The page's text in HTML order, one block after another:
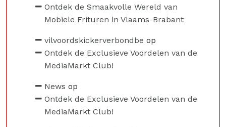
Ontdek de Smaakvolle Wereld van
Mobiele Frituren in Vlaams-Brabant
vilvoordskickerverbondbe op
Ontdek de Exclusieve Voordelen van de
MediaMarkt Club!
News op
Ontdek de Exclusieve Voordelen van de
MediaMarkt Club!